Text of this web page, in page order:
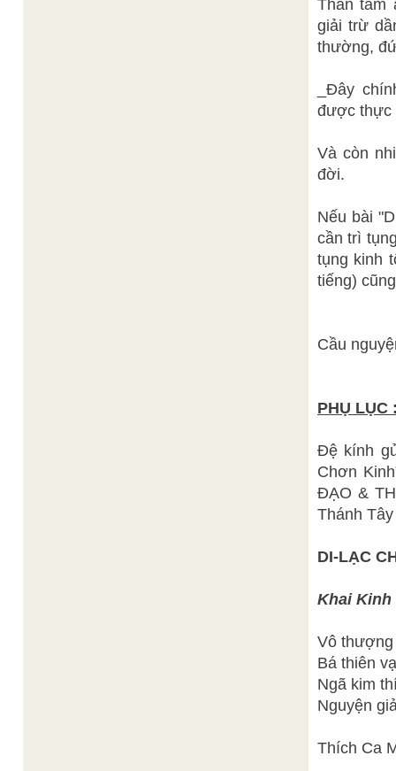
Thân tâm
giải trừ
thường,
_Đây
được thực
Và còn
đời.
Nếu bài
cần trì
tụng kinh
tiếng)
Cầu
PHỤ LỤC
Đệ kính
Chơn
ĐẠO &
Thánh
DI-LẠC
Khai Kinh
Vô thượng
Bá thiên
Ngã kim
Nguyện
Thích Ca